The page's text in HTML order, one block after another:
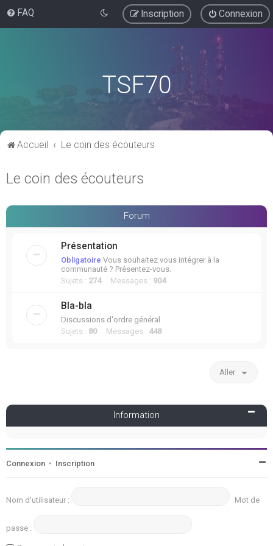
FAQ Connexion
Inscription
TSF70
Accueil Le coin des écouteurs
Le coin des écouteurs
Forum
Présentation
Obligatoire Vous souhaitez vous intégrer à la
communauté ? Présentez-vous.
Sujets : 274Messages : 904
Bla-bla
Discussions d'ordre général
Sujets : 80Messages : 448
Aller
Information
Connexion • Inscription
Nom d’utilisateur : Mot de
passe :